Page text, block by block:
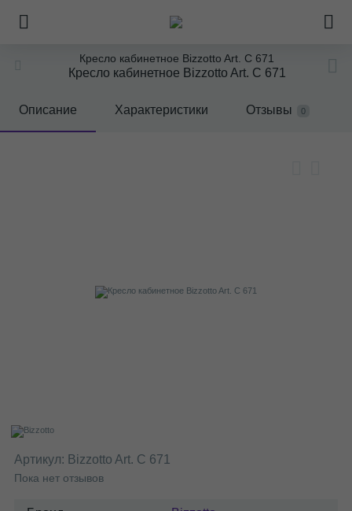
Кресло кабинетное Bizzotto Art. C 671
Кресло кабинетное Bizzotto Art. C 671
Описание Характеристики Отзывы 0
Артикул: Bizzotto Art. C 671
Пока нет отзывов